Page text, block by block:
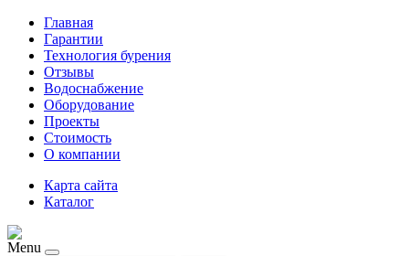
Главная
Гарантии
Технология бурения
Отзывы
Водоснабжение
Оборудование
Проекты
Стоимость
О компании
Карта сайта
Каталог
Menu